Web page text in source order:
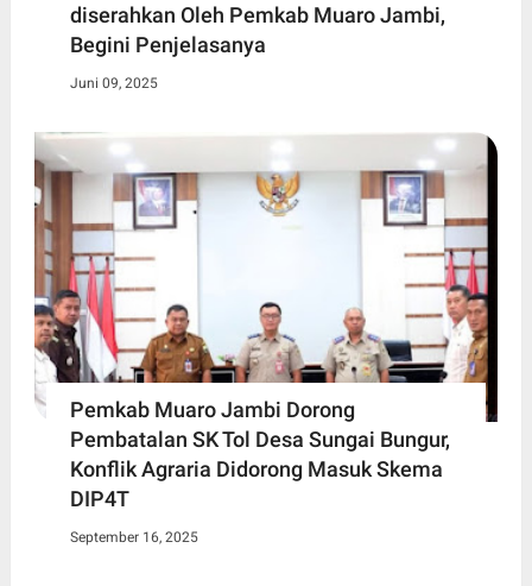
diserahkan Oleh Pemkab Muaro Jambi,
Begini Penjelasanya
Juni 09, 2025
Pemkab Muaro Jambi Dorong
Pembatalan SK Tol Desa Sungai Bungur,
Konflik Agraria Didorong Masuk Skema
DIP4T
September 16, 2025